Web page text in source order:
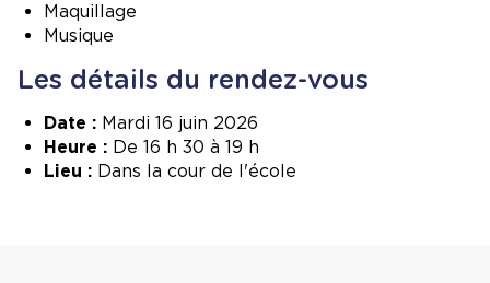
Maquillage
Musique
Les détails du rendez-vous
Date : Mardi 16 juin 2026
Heure : De 16 h 30 à 19 h
Lieu : Dans la cour de l'école